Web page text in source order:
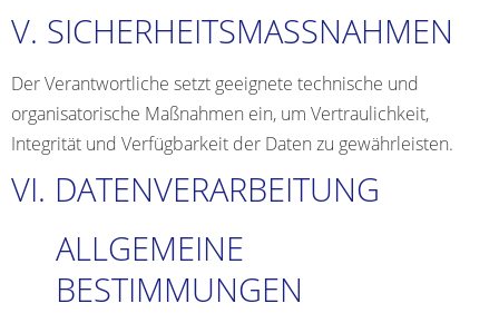
V. SICHERHEITSMASSNAHMEN
Der Verantwortliche setzt geeignete technische und
organisatorische Maßnahmen ein, um Vertraulichkeit,
Integrität und Verfügbarkeit der Daten zu gewährleisten.
VI. DATENVERARBEITUNG
ALLGEMEINE
BESTIMMUNGEN